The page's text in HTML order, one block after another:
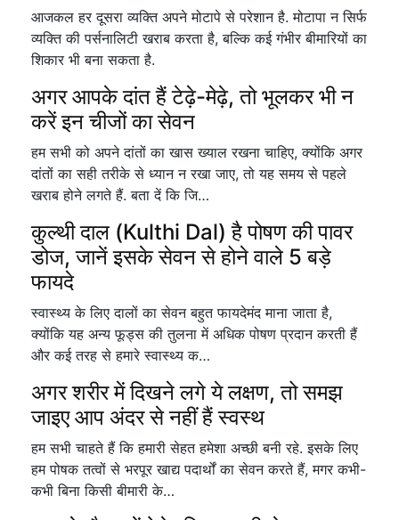
आजकल हर दूसरा व्यक्ति अपने मोटापे से परेशान है. मोटापा न सिर्फ
व्यक्ति की पर्सनालिटी खराब करता है, बल्कि कई गंभीर बीमारियों का
शिकार भी बना सकता है.
अगर आपके दांत हैं टेढ़े-मेढ़े, तो भूलकर भी न
करें इन चीजों का सेवन
हम सभी को अपने दांतों का खास ख्याल रखना चाहिए, क्योंकि अगर
दांतों का सही तरीके से ध्यान न रखा जाए, तो यह समय से पहले
खराब होने लगते हैं. बता दें कि जि…
कुल्थी दाल (Kulthi Dal) है पोषण की पावर
डोज, जानें इसके सेवन से होने वाले 5 बड़े
फायदे
स्वास्थ्य के लिए दालों का सेवन बहुत फायदेमंद माना जाता है,
क्योंकि यह अन्य फूड्स की तुलना में अधिक पोषण प्रदान करती हैं
और कई तरह से हमारे स्वास्थ्य क…
अगर शरीर में दिखने लगे ये लक्षण, तो समझ
जाइए आप अंदर से नहीं हैं स्वस्थ
हम सभी चाहते हैं कि हमारी सेहत हमेशा अच्छी बनी रहे. इसके लिए
हम पोषक तत्वों से भरपूर खाद्य पदार्थों का सेवन करते हैं, मगर कभी-
कभी बिना किसी बीमारी के…